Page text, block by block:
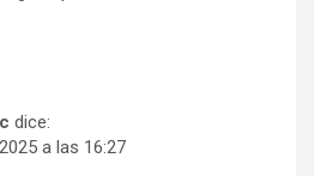
dice:
a las 16:27